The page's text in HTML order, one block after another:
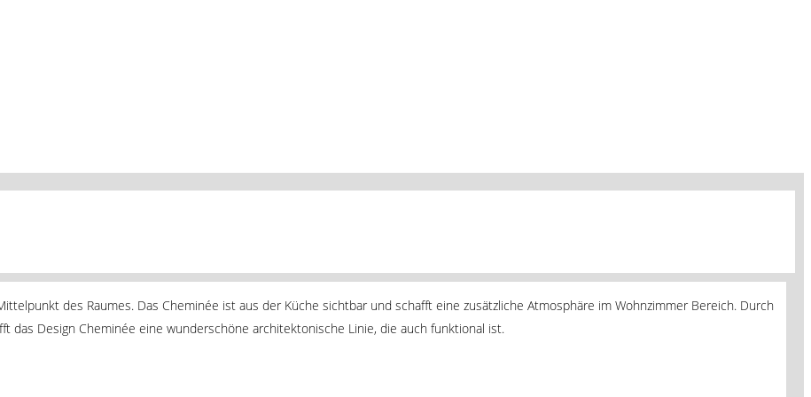
des Raumes. Das Cheminée ist aus der Küche sichtbar und schafft eine zusätzliche Atmosphäre im Wohnzimmer Bereich. Durch
das Design Cheminée eine wunderschöne architektonische Linie, die auch funktional ist.